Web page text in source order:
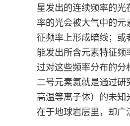
星发出的连续频率的
率的光会被大气中的
征频率上形成暗线；或
能发出所含元素特征
过对这些频率分布的
二号元素氦就是通过
高温等离子体）的未
在于地球岩层里，却广